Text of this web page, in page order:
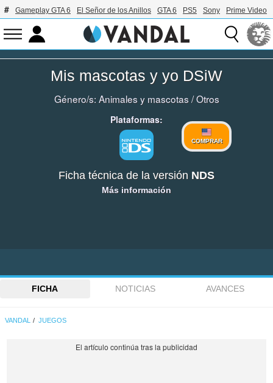
Gameplay GTA 6 El Señor de los Anillos GTA 6 PS5 Sony Prime Video
Mis mascotas y yo DSiW
Género/s: Animales y mascotas/Otros
Plataformas:
COMPRAR
Ficha técnica de la versión NDS
Más información
FICHA NOTICIAS AVANCES
VANDAL JUEGOS